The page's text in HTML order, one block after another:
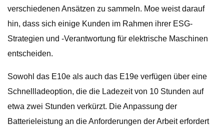
verschiedenen Ansätzen zu sammeln. Moe weist darauf
hin, dass sich einige Kunden im Rahmen ihrer ESG-
Strategien und -Verantwortung für elektrische Maschinen
entscheiden.
Sowohl das E10e als auch das E19e verfügen über eine
Schnellladeoption, die die Ladezeit von 10 Stunden auf
etwa zwei Stunden verkürzt. Die Anpassung der
Batterieleistung an die Anforderungen der Arbeit erfordert